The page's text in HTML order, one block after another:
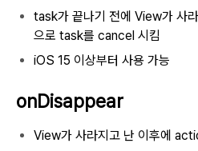
task가 끝나기 전에 View가 사
으로 task를 cancel 시킴
iOS 15 이상부터 사용 가능
onDisappear
View가 사라지고 난 이후에